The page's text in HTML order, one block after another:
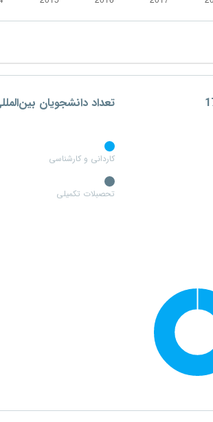
تعداد دانشجویان
کاردانی و کارشناسی
تحصبلات تکمیلی